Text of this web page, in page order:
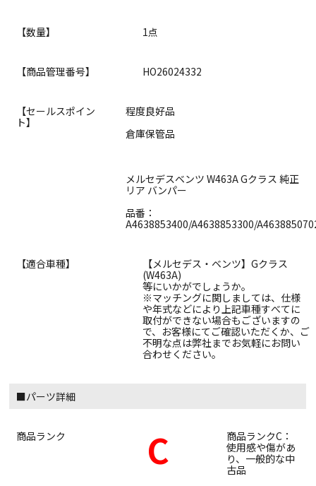
【数量】 1点
【商品管理番号】 HO26024332
【セールスポイン
ト】
程度良好品
倉庫保管品
メルセデスベンツ W463A Gクラス 純正
リア バンパー
品番：
A4638853400/A4638853300/
【適合車種】
【メルセデス・ベンツ】Gクラス
(W463A)
等にいかがでしょうか。
※マッチングに関しましては、仕様
や年式などにより上記車種すべてに
取付ができない場合もございますの
で、お客様にてご確認いただくか、ご
不明な点は弊社までお気軽にお問い
合わせください。
■パーツ詳細
商品ランク C
商品ランクC：
使用感や傷があ
り、一般的な中
古品